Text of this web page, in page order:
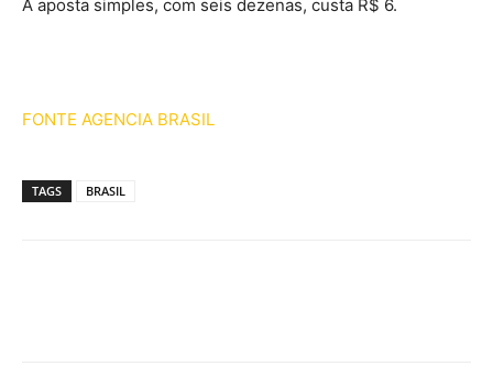
A aposta simples, com seis dezenas, custa R$ 6.
FONTE AGENCIA BRASIL
TAGS BRASIL